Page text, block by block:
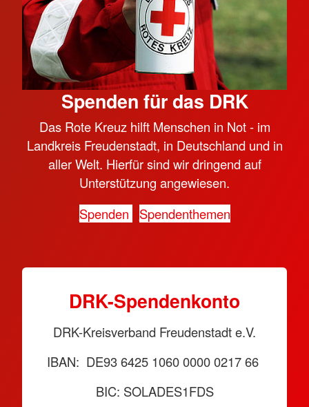
Spenden für das DRK
Das Rote Kreuz hilft Menschen in Not - im
Landkreis Freudenstadt, in Deutschland und in
aller Welt. Hierfür sind wir dringend auf
Unterstützung angewiesen.
Spenden
Spendenthemen
DRK-Spendenkonto
DRK-Kreisverband Freudenstadt e.V.
IBAN: DE93 6425 1060 0000 0217 66
BIC: SOLADES1FDS